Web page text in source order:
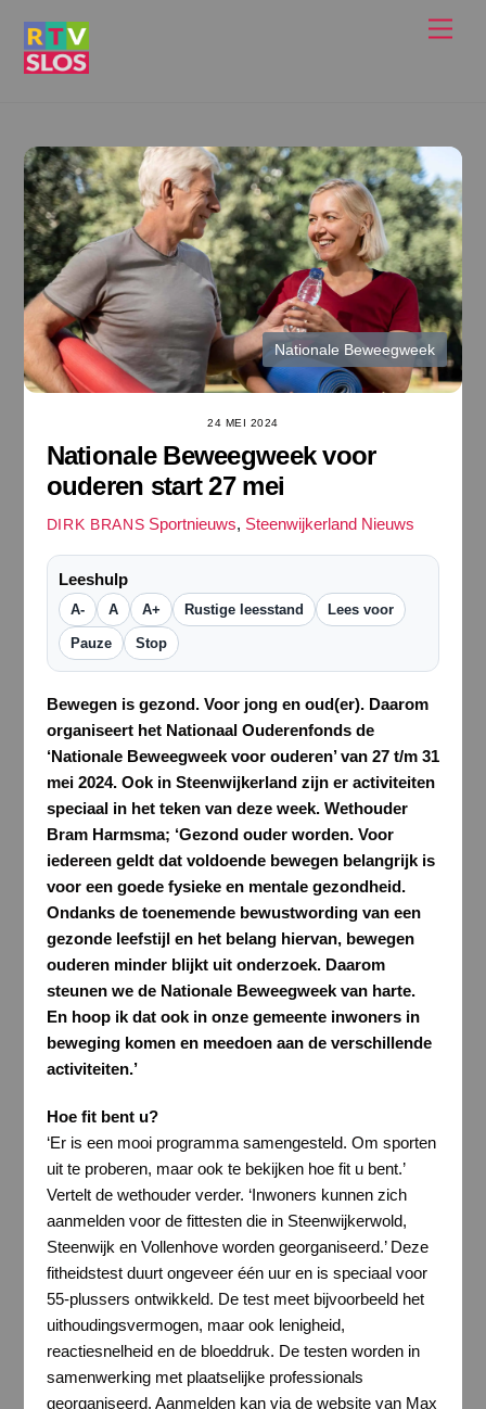
Nationale Beweegweek
24 MEI 2024
Nationale Beweegweek voor
ouderen start 27 mei
DIRK BRANS Sportnieuws, Steenwijkerland Nieuws
Leeshulp
A- A A+ Rustige leesstand Lees voor
Pauze Stop
Bewegen is gezond. Voor jong en oud(er). Daarom
organiseert het Nationaal Ouderenfonds de
‘Nationale Beweegweek voor ouderen’ van 27 t/m 31
mei 2024. Ook in Steenwijkerland zijn er activiteiten
speciaal in het teken van deze week. Wethouder
Bram Harmsma; ‘Gezond ouder worden. Voor
iedereen geldt dat voldoende bewegen belangrijk is
voor een goede fysieke en mentale gezondheid.
Ondanks de toenemende bewustwording van een
gezonde leefstijl en het belang hiervan, bewegen
ouderen minder blijkt uit onderzoek. Daarom
steunen we de Nationale Beweegweek van harte.
En hoop ik dat ook in onze gemeente inwoners in
beweging komen en meedoen aan de verschillende
activiteiten.’
Hoe fit bent u?
‘Er is een mooi programma samengesteld. Om sporten
uit te proberen, maar ook te bekijken hoe fit u bent.’
Vertelt de wethouder verder. ‘Inwoners kunnen zich
aanmelden voor de fittesten die in Steenwijkerwold,
Steenwijk en Vollenhove worden georganiseerd.’ Deze
fitheidstest duurt ongeveer één uur en is speciaal voor
55-plussers ontwikkeld. De test meet bijvoorbeeld het
uithoudingsvermogen, maar ook lenigheid,
reactiesnelheid en de bloeddruk. De testen worden in
samenwerking met plaatselijke professionals
georganiseerd. Aanmelden kan via de website van Max